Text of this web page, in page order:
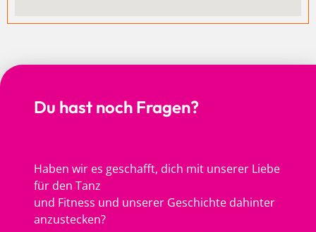
Du hast noch Fragen?
Haben wir es geschafft, dich mit unserer Liebe
für den Tanz
und Fitness und unserer Geschichte dahinter
anzustecken?